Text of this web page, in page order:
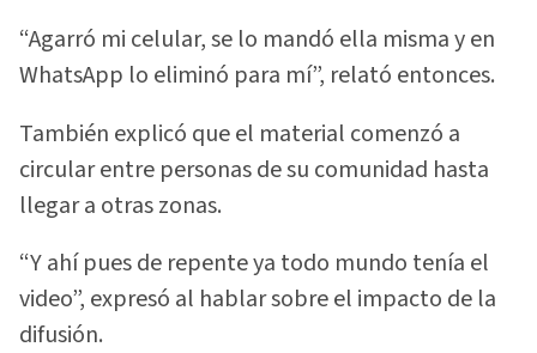
“Agarró mi celular, se lo mandó ella misma y en
WhatsApp lo eliminó para mí”, relató entonces.
También explicó que el material comenzó a
circular entre personas de su comunidad hasta
llegar a otras zonas.
“Y ahí pues de repente ya todo mundo tenía el
video”, expresó al hablar sobre el impacto de la
difusión.